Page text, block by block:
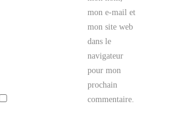
mon e-mail et
mon site web
dans le
navigateur
pour mon
prochain
commentaire.